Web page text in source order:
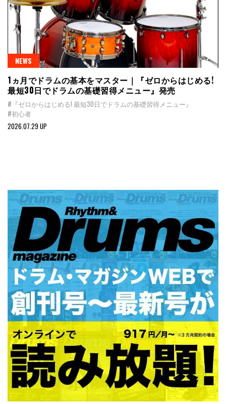
NEWS
1ヵ月でドラムの基本をマスター｜『ゼロからはじめる!
最短30日でドラムの基礎習得メニュー』発売
#『ゼロからはじめる! 最短30日でドラムの基礎習得メニュー』
#初心者
2026.07.29 UP